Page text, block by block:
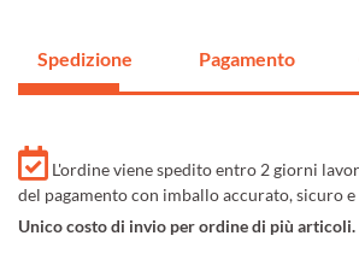
Spedizione Pagamento
L'ordine viene spedito entro 2 giorni
del pagamento con imballo accurato, sicuro
Unico costo di invio per ordine di più articoli.